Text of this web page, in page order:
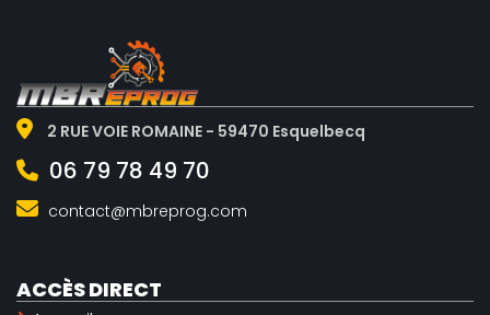
2 RUE VOIE ROMAINE - 59470 Esquelbecq
06 79 78 49 70
contact@mbreprog.com
ACCÈS DIRECT